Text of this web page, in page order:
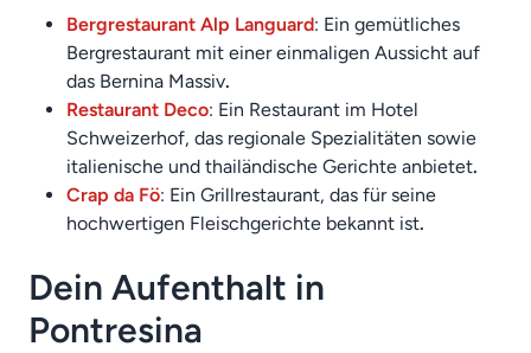
Bergrestaurant Alp Languard: Ein gemütliches
Bergrestaurant mit einer einmaligen Aussicht auf
das Bernina Massiv.
Restaurant Deco: Ein Restaurant im Hotel
Schweizerhof, das regionale Spezialitäten sowie
italienische und thailändische Gerichte anbietet.
Crap da Fö: Ein Grillrestaurant, das für seine
hochwertigen Fleischgerichte bekannt ist.
Dein Aufenthalt in
Pontresina